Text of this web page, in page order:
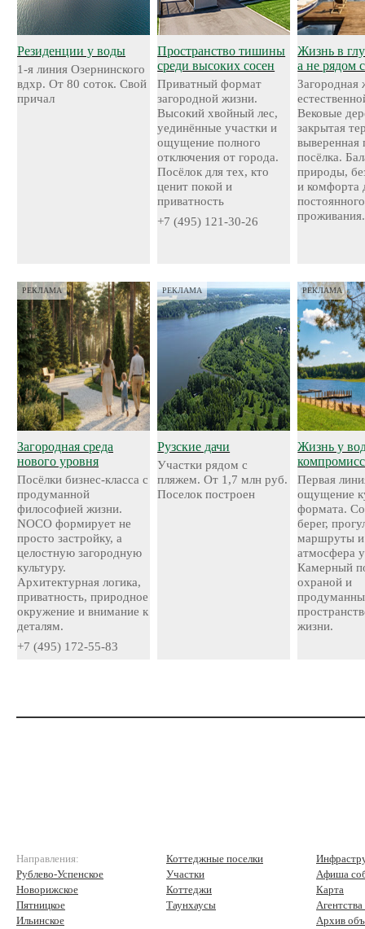
Резиденции у воды
1-я линия Озернинского
вдхр. От 80 соток. Свой
причал
Пространство тишины
среди высоких сосен
Приватный формат
загородной жизни.
Высокий хвойный лес,
уединённые участки и
ощущение полного
отключения от города.
Посёлок для тех, кто
ценит покой и
приватность
+7 (495) 121-30-26
Жизнь в
а не рядом
Загородная
Вековые
закрытая
выверенная
посёлка.
природы,
и комфорта
постоянного
проживания.
РЕКЛАМА
Загородная среда
нового уровня
Посёлки бизнес-класса с
продуманной
философией жизни.
NOCO формирует не
просто застройку, а
целостную загородную
культуру.
Архитектурная логика,
приватность, природное
окружение и внимание к
деталям.
+7 (495) 172-55-83
РЕКЛАМА
Рузские дачи
Участки рядом с
пляжем. От 1,7 млн руб.
Поселок построен
РЕКЛАМА
Жизнь у
Первая
ощущение
формата.
берег,
маршруты и
атмосфера
Камерный
охраной и
жизни.
Направления:
Рублево-Успенское
Новорижское
Пятницкое
Ильинское
Коттеджные поселки
Участки
Коттеджи
Таунхаусы
Афиша
Карта
Архив